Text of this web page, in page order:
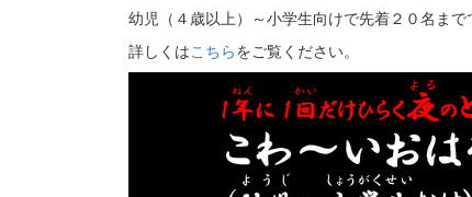
幼児（４歳以上）～小学生向けで先着２０名まで
詳しくはこちらをご覧ください。